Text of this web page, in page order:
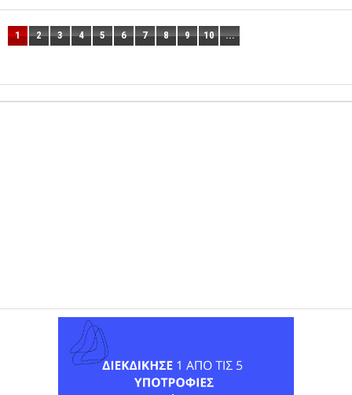
1 2 3 4 5 6 7 8 9 10 ...